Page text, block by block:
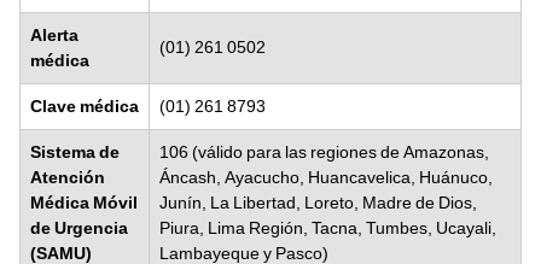
Alerta
médica
(01) 261 0502
Clave médica (01) 261 8793
Sistema de
Atención
Médica Móvil
de Urgencia
(SAMU)
106 (válido para las regiones de Amazonas,
Áncash, Ayacucho, Huancavelica, Huánuco,
Junín, La Libertad, Loreto, Madre de Dios,
Piura, Lima Región, Tacna, Tumbes, Ucayali,
Lambayeque y Pasco)